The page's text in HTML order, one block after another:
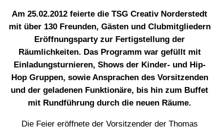
Am 25.02.2012 feierte die TSG Creativ Norderstedt
mit über 130 Freunden, Gästen und Clubmitgliedern
Eröffnungsparty zur Fertigstellung der
Räumlichkeiten. Das Programm war gefüllt mit
Einladungsturnieren, Shows der Kinder- und Hip-
Hop Gruppen, sowie Ansprachen des Vorsitzenden
und der geladenen Funktionäre, bis hin zum Buffet
mit Rundführung durch die neuen Räume.
Die Feier eröffnete der Vorsitzender der Thomas